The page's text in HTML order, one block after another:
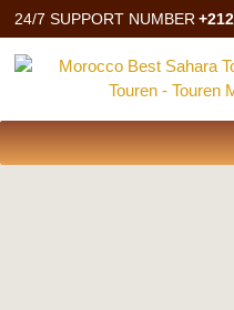
24/7 SUPPORT NUMBER